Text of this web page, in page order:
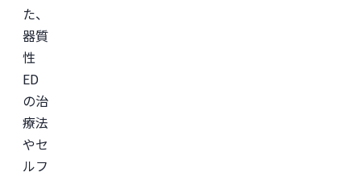
た、
器質
性
ED
の治
療法
やセ
ルフ